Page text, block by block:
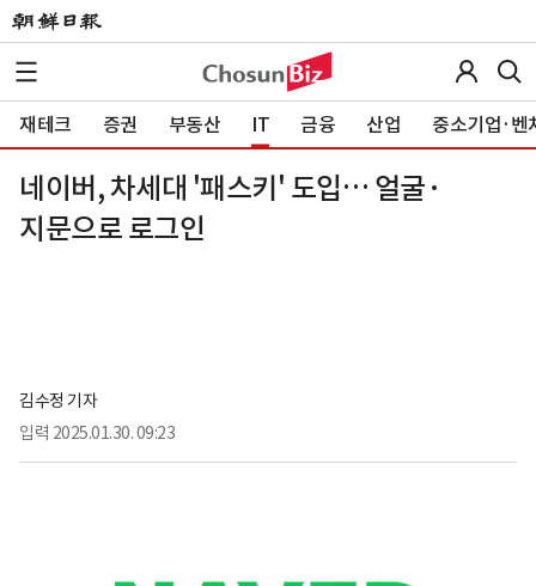
재테크 증권 부동산 IT 금융 산업 중소기업·벤
네이버, 차세대 '패스키' 도입… 얼굴·
지문으로 로그인
김수정 기자
입력 2025.01.30. 09:23